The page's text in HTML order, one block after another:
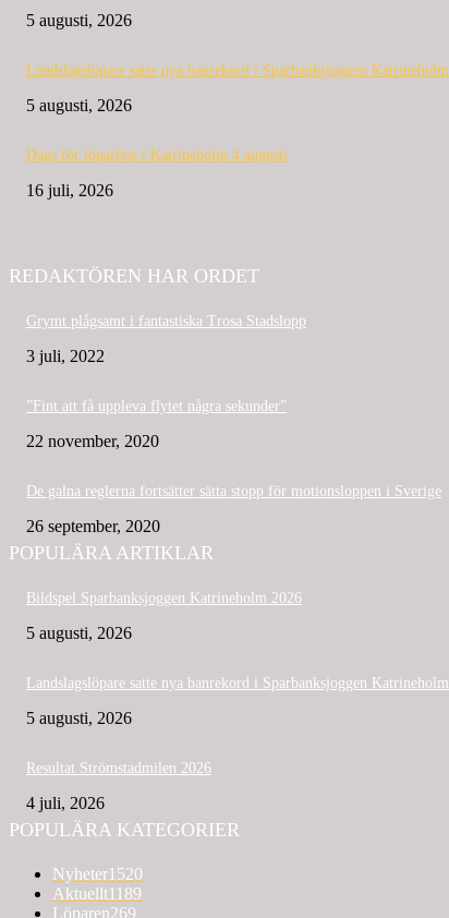
5 augusti, 2026
Landslagslöpare satte nya banrekord i Sparbanksjoggen Katrineholm
5 augusti, 2026
Dags för löparfest i Katrineholm 4 augusti
16 juli, 2026
REDAKTÖREN HAR ORDET
Grymt plågsamt i fantastiska Trosa Stadslopp
3 juli, 2022
”Fint att få uppleva flytet några sekunder”
22 november, 2020
De galna reglerna fortsätter sätta stopp för motionsloppen i Sverige
26 september, 2020
POPULÄRA ARTIKLAR
Bildspel Sparbanksjoggen Katrineholm 2026
5 augusti, 2026
Landslagslöpare satte nya banrekord i Sparbanksjoggen Katrineholm
5 augusti, 2026
Resultat Strömstadmilen 2026
4 juli, 2026
POPULÄRA KATEGORIER
Nyheter1520
Aktuellt1189
Löparen269